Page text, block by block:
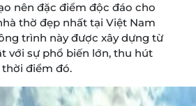
nên đặc điểm độc đáo cho
thờ đẹp nhất tại Việt Nam
trình này được xây dựng từ
với sự phổ biến lớn, thu hút
thời điểm đó.